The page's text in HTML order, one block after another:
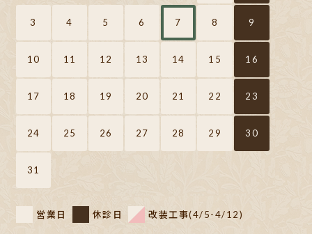
3 4 5 6 7 8 9
10 11 12 13 14 15 16
17 18 19 20 21 22 23
24 25 26 27 28 29 30
31
営業日 休診日 改装工事(4/5-4/12)